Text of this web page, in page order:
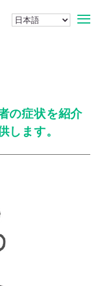
の症状を紹介
します。